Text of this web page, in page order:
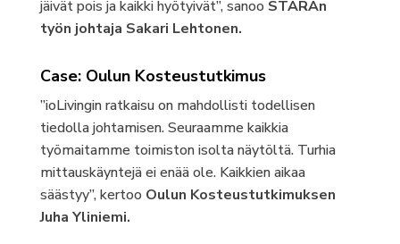
jäivät pois ja kaikki hyötyivät”, sanoo STARAn
työn johtaja Sakari Lehtonen.
Case: Oulun Kosteustutkimus
”ioLivingin ratkaisu on mahdollisti todellisen
tiedolla johtamisen. Seuraamme kaikkia
työmaitamme toimiston isolta näytöltä. Turhia
mittauskäyntejä ei enää ole. Kaikkien aikaa
säästyy”, kertoo Oulun Kosteustutkimuksen
Juha Yliniemi.